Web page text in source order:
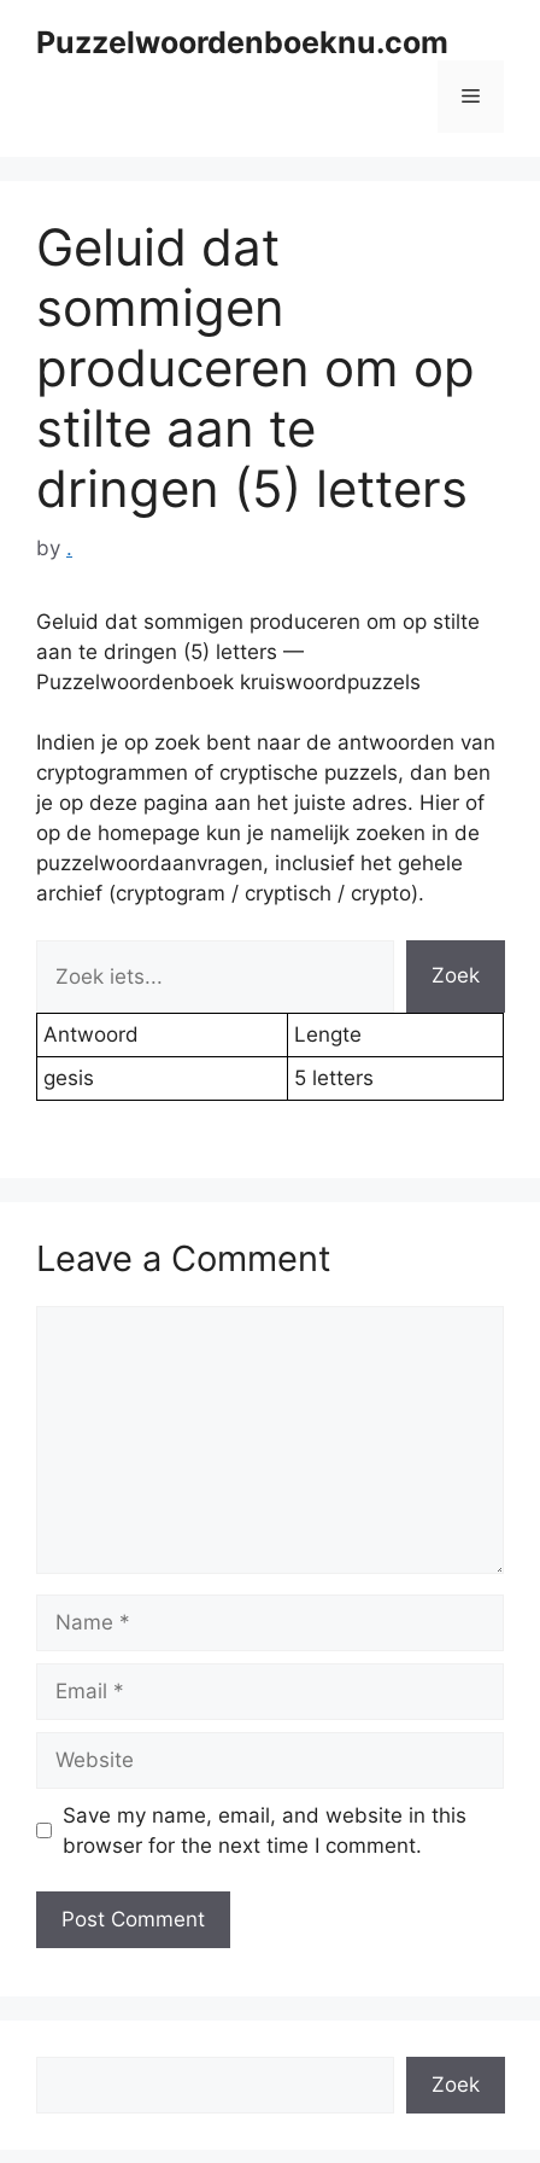
Puzzelwoordenboeknu.com
Menu
Geluid dat
sommigen
produceren om op
stilte aan te
dringen (5) letters
by .
Geluid dat sommigen produceren om op stilte
aan te dringen (5) letters —
Puzzelwoordenboek kruiswoordpuzzels
Indien je op zoek bent naar de antwoorden van
cryptogrammen of cryptische puzzels, dan ben
je op deze pagina aan het juiste adres. Hier of
op de homepage kun je namelijk zoeken in de
puzzelwoordaanvragen, inclusief het gehele
archief (cryptogram / cryptisch / crypto).
Zoek
Antwoord
Lengte
gesis
5 letters
Leave a Comment
Save my name, email, and website in this
browser for the next time I comment.
Zoek